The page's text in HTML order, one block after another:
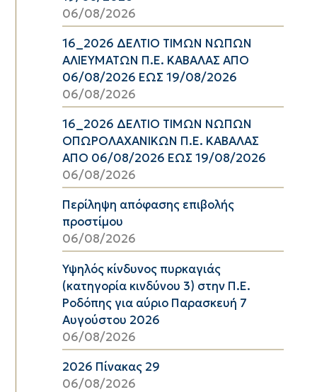
06/08/2026
16_2026 ΔΕΛΤΙΟ ΤΙΜΩΝ ΝΩΠΩΝ
ΑΛΙΕΥΜΑΤΩΝ Π.Ε. ΚΑΒΑΛΑΣ ΑΠΟ
06/08/2026 ΕΩΣ 19/08/2026
06/08/2026
16_2026 ΔΕΛΤΙΟ ΤΙΜΩΝ ΝΩΠΩΝ
ΟΠΩΡΟΛΑΧΑΝΙΚΩΝ Π.Ε. ΚΑΒΑΛΑΣ
ΑΠΟ 06/08/2026 ΕΩΣ 19/08/2026
06/08/2026
Περίληψη απόφασης επιβολής
προστίμου
06/08/2026
Υψηλός κίνδυνος πυρκαγιάς
(κατηγορία κινδύνου 3) στην Π.Ε.
Ροδόπης για αύριο Παρασκευή 7
Αυγούστου 2026
06/08/2026
2026 Πίνακας 29
06/08/2026